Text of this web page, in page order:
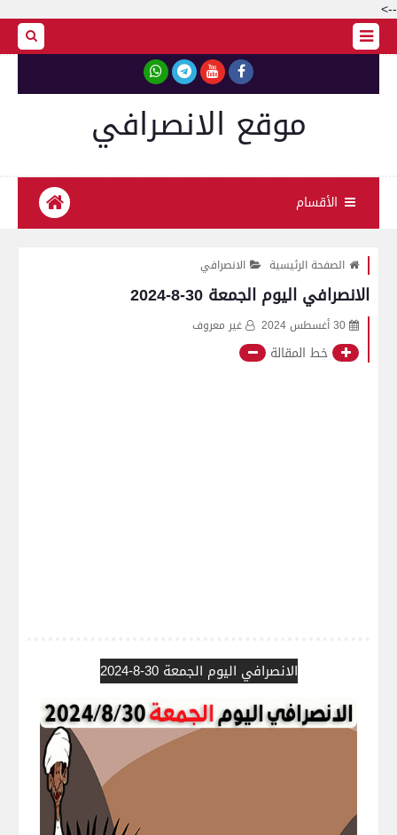
-->
موقع الانصرافي
الأقسام
الصفحة الرئيسية الانصرافي
الانصرافي اليوم الجمعة 30-8-2024
30 أغسطس 2024 غير معروف
خط المقالة
الانصرافي اليوم الجمعة 30-8-2024